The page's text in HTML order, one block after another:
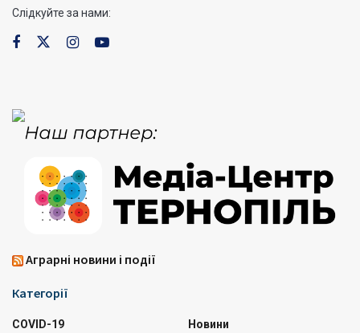
Слідкуйте за нами:
Аграрні новини і події
Категорії
COVID-19
Новини